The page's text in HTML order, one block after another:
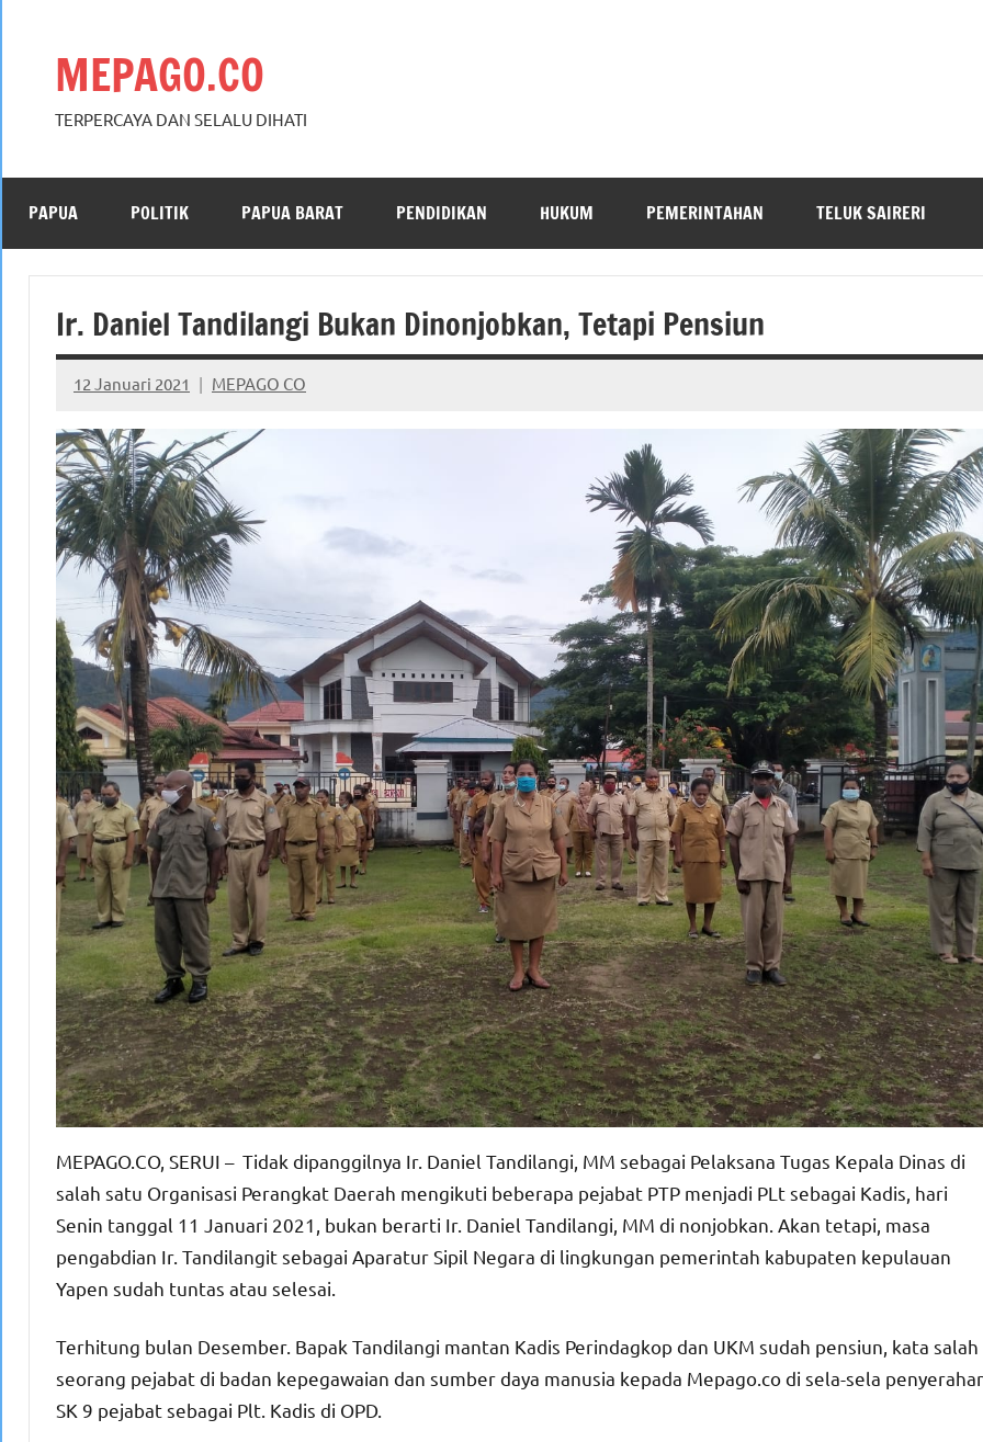
MEPAGO.CO
TERPERCAYA DAN SELALU DIHATI
PAPUA POLITIK PAPUA BARAT PENDIDIKAN HUKUM PEMERINTAHAN TELUK SAIRERI
Ir. Daniel Tandilangi Bukan Dinonjobkan, Tetapi Pensiun
12 Januari 2021 MEPAGO CO
No
comments
MEPAGO.CO, SERUI – Tidak dipanggilnya Ir. Daniel Tandilangi, MM sebagai Pelaksana Tugas Kepala Dinas di
salah satu Organisasi Perangkat Daerah mengikuti beberapa pejabat PTP menjadi PLt sebagai Kadis, hari
Senin tanggal 11 Januari 2021, bukan berarti Ir. Daniel Tandilangi, MM di nonjobkan. Akan tetapi, masa
pengabdian Ir. Tandilangit sebagai Aparatur Sipil Negara di lingkungan pemerintah kabupaten kepulauan
Yapen sudah tuntas atau selesai.
Terhitung bulan Desember. Bapak Tandilangi mantan Kadis Perindagkop dan UKM sudah pensiun, kata salah
seorang pejabat di badan kepegawaian dan sumber daya manusia kepada Mepago.co di sela-sela
SK 9 pejabat sebagai Plt. Kadis di OPD.